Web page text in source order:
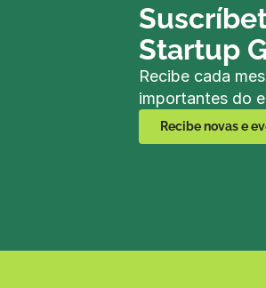
Startup
Recibe cada
importantes do
Recibe novas e